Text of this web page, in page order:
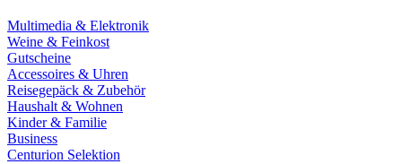
Multimedia & Elektronik
Weine & Feinkost
Gutscheine
Accessoires & Uhren
Reisegepäck & Zubehör
Haushalt & Wohnen
Kinder & Familie
Business
Centurion Selektion